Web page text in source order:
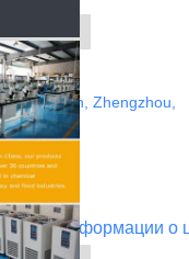
информации о
Zhengzhou,